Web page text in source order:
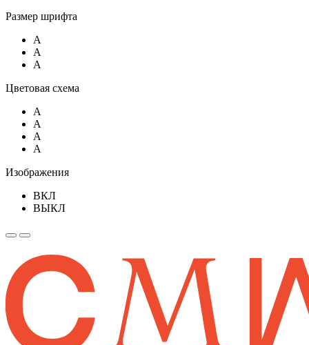
Размер шрифта
A
A
A
Цветовая схема
A
A
A
A
Изображения
ВКЛ
ВЫКЛ